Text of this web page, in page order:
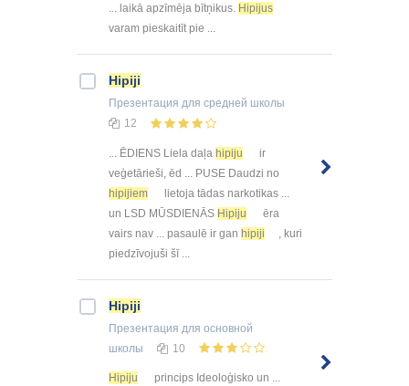
... laikā apzīmēja bītņikus. Hipijus
varam pieskaitīt pie ...
Hipiji
Презентация для средней школы
12
... ĒDIENS Liela daļa hipiju
ir
veģetārieši, ēd ... PUSE Daudzi no
hipijiem
lietoja tādas narkotikas ...
un LSD MŪSDIENĀS Hipiju
ēra
vairs nav ... pasaulē ir gan hipiji
, kuri
piedzīvojuši šī ...
Hipiji
Презентация для основной
школы
10
Hipiju
princips Ideoloģisko un ...